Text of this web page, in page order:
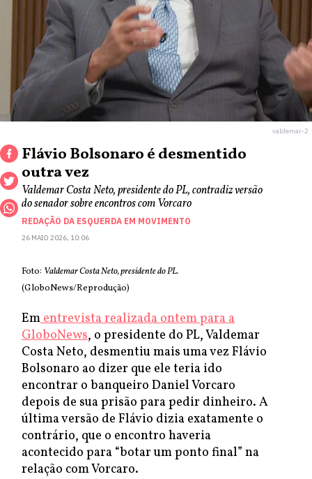
valdemar-2
Flávio Bolsonaro é desmentido
outra vez
Valdemar Costa Neto, presidente do PL, contradiz versão
do senador sobre encontros com Vorcaro
REDAÇÃO DA ESQUERDA EM MOVIMENTO
26 MAIO 2026, 10:06
Foto: Valdemar Costa Neto, presidente do PL.
(GloboNews/Reprodução)
Ementrevista realizada ontem para a
GloboNews, o presidente do PL, Valdemar
Costa Neto, desmentiu mais uma vez Flávio
Bolsonaro ao dizer que ele teria ido
encontrar o banqueiro Daniel Vorcaro
depois de sua prisão para pedir dinheiro. A
última versão de Flávio dizia exatamente o
contrário, que o encontro haveria
acontecido para “botar um ponto final” na
relação com Vorcaro.